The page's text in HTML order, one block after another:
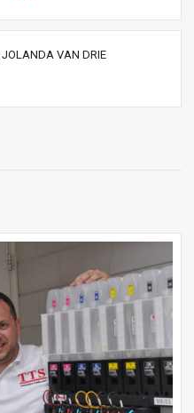
JOLANDA VAN DRIE